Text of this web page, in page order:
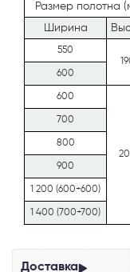
Размер полотна
Ширина
550
600
600
700
800
900
1 200 (600+600)
1 400 (700+700)
Доставка